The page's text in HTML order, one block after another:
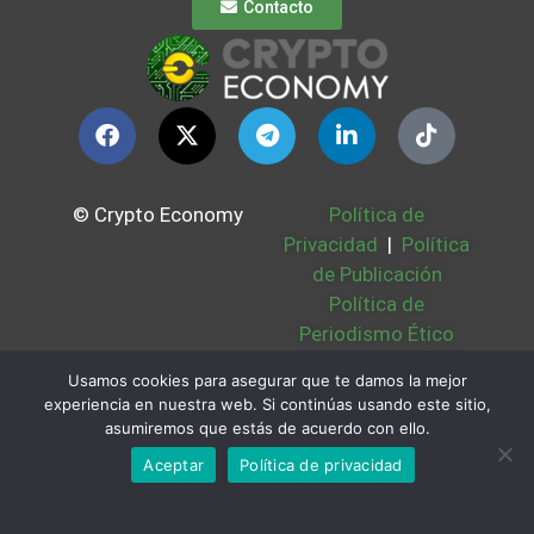
Contacto
© Crypto Economy
Política de
Privacidad | Política
de Publicación
Política de
Periodismo Ético
Bases Legales |
Partners | Sobre
Nosotros
Usamos cookies para asegurar que te damos la mejor
experiencia en nuestra web. Si continúas usando este sitio,
asumiremos que estás de acuerdo con ello.
Aceptar
Política de privacidad